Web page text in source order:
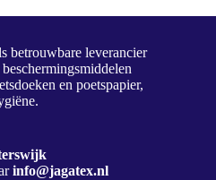
betrouwbare leverancier
en poetspapier,
info@jagatex.nl